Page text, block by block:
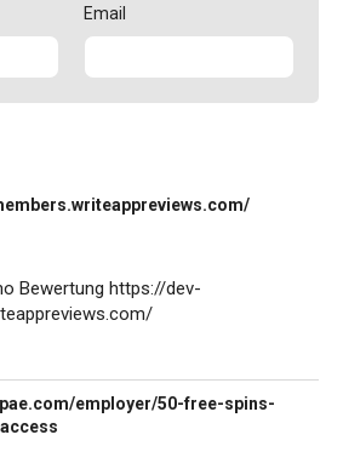
Email
Bewertung https://dev-
employer/50-free-spins-